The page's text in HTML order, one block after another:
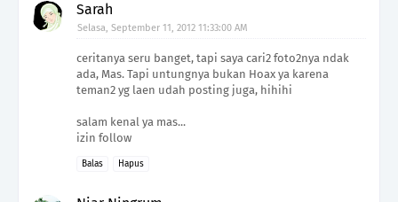
Sarah
Selasa, September 11, 2012 11:33:00 AM
ceritanya seru banget, tapi saya cari2 foto2nya ndak
ada, Mas. Tapi untungnya bukan Hoax ya karena
teman2 yg laen udah posting juga, hihihi
salam kenal ya mas...
izin follow
Balas Hapus